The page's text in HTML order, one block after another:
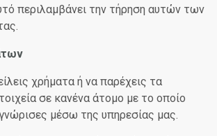
περιλαμβάνει την τήρηση αυτών των
χρήματα ή να παρέχεις τα
σε κανένα άτομο με το οποίο
μέσω της υπηρεσίας μας.